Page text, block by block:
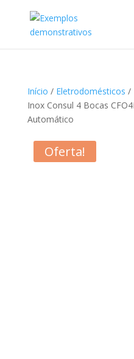
Início / Eletrodomésticos /
Inox Consul 4 Bocas
Automático
Oferta!